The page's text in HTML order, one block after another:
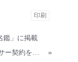
印刷
鑑」に掲載
»